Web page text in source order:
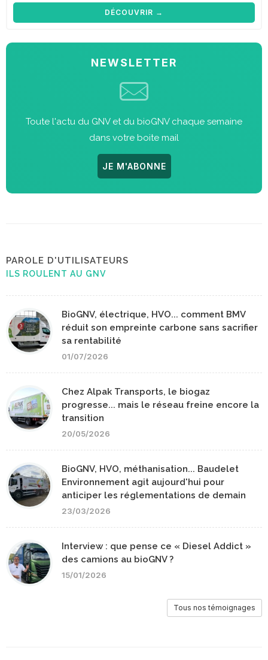
DÉCOUVRIR →
NEWSLETTER
Toute l'actu du GNV et du bioGNV chaque semaine
dans votre boite mail
JE M'ABONNE
PAROLE D'UTILISATEURS
ILS ROULENT AU GNV
BioGNV, électrique, HVO... comment BMV
réduit son empreinte carbone sans sacrifier
sa rentabilité
01/07/2026
Chez Alpak Transports, le biogaz
progresse... mais le réseau freine encore la
transition
20/05/2026
BioGNV, HVO, méthanisation... Baudelet
Environnement agit aujourd'hui pour
anticiper les réglementations de demain
23/03/2026
Interview : que pense ce « Diesel Addict »
des camions au bioGNV ?
15/01/2026
Tous nos témoignages